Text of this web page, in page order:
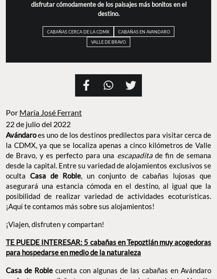
disfrutar cómodamente de los paisajes más bonitos en el
destino.
CABAÑAS CERCA DE LA CDMX
CABAÑAS EN AVANDARO
VALLE DE BRAVO
Por María José Ferrant
22 de julio del 2022
Avándaroes uno de los destinos predilectos para visitar cerca de
la CDMX, ya que se localiza apenas a cinco kilómetros de Valle
de Bravo, y es perfecto para una escapadita de fin de semana
desde la capital. Entre su variedad de alojamientos exclusivos se
oculta Casa de Roble, un conjunto de cabañas lujosas que
asegurará una estancia cómoda en el destino, al igual que la
posibilidad de realizar variedad de actividades ecoturísticas.
¡Aquí te contamos más sobre sus alojamientos!
¡Viajen, disfruten y compartan!
TE PUEDE INTERESAR: 5 cabañas en Tepoztlán muy acogedoras
para hospedarse en medio de la naturaleza
Casa de Roble cuenta con algunas de las cabañas en Avándaro